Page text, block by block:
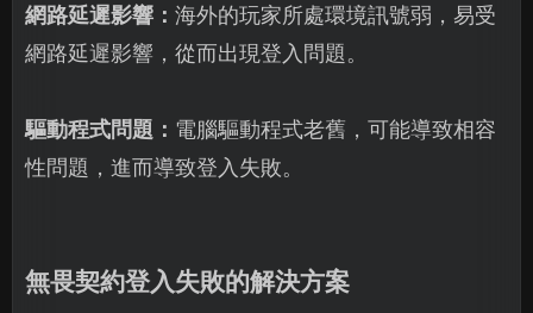
網路延遲影響： 海外的玩家所處環境訊號弱，易受
網路延遲影響，從而出現登入問題。
驅動程式問題： 電腦驅動程式老舊，可能導致相容
性問題，進而導致登入失敗。
無畏契約登入失敗的解決方案